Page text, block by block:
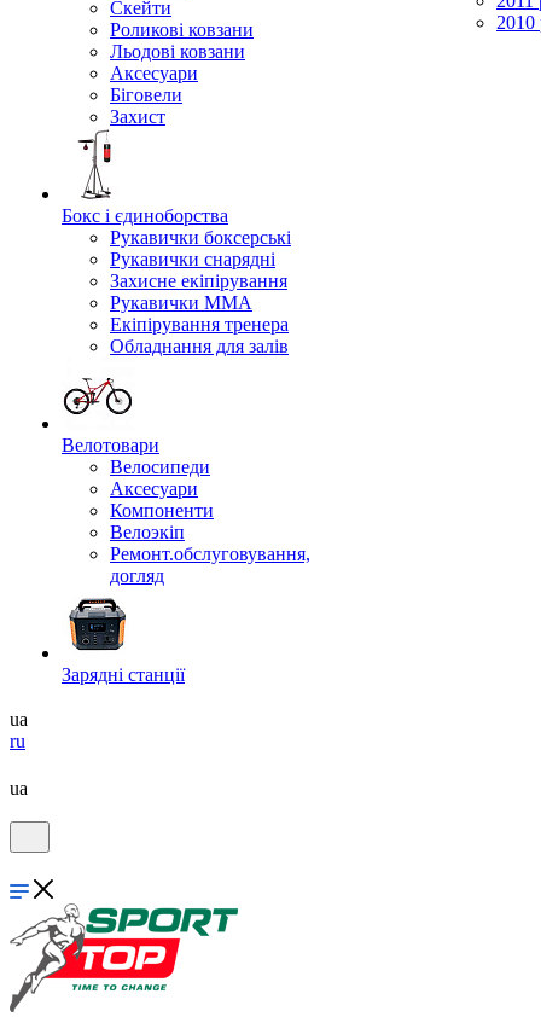
Скейти
Роликові ковзани
Льодові ковзани
Аксесуари
Біговели
Захист
Бокс і єдиноборства
Рукавички боксерські
Рукавички снарядні
Захисне екіпірування
Рукавички ММА
Екіпірування тренера
Обладнання для залів
Велотовари
Велосипеди
Аксесуари
Компоненти
Велоэкіп
Ремонт.обслуговування,
догляд
Зарядні станції
2010
ua
ru
ua